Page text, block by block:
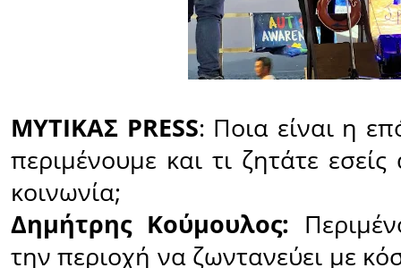
ΜΥΤΙΚΑΣ PRESS: Ποια είναι η
περιμένουμε και τι ζητάτε
κοινωνία;
Δημήτρης Κούμουλος:
την περιοχή να ζωντανεύει µε